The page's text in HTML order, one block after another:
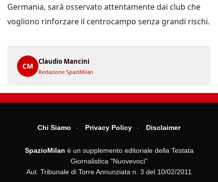
Germania, sarà osservato attentamente dai club che
vogliono rinforzare il centrocampo senza grandi rischi.
CM
Claudio Mancini
Redazione SpaziMilan
Chi Siamo Privacy Policy Disclaimer
SpazioMilan è un supplemento editoriale della Testata
Giornalistica "Nuovevoci"
Aut. Tribunale di Torre Annunziata n. 3 del 10/02/2011